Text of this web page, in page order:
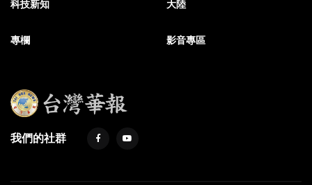
科技新知 大陸
專欄 影音專區
我們的社群